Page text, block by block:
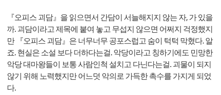
『오피스 괴담』을 읽으면서 간담이 서늘해지지 않는 자, 가 있을
까. 괴담이라고 제목에 붙여 놓고 무섭지 않으면 어쩌지 걱정했지
만 『오피스 괴담』은 너무너무 공포스럽고 숨이 턱턱 막혔다. 알
죠. 현실은 소설 보다 더하다는걸. 악당이라고 칭하기에도 민망한
악당 대마왕들이 보통 사람인척 설치고 다닌다는걸. 괴물이 되지
않기 위해 노력했지만 어느덧 악의로 가득한 촉수를 가지게 되었
다.